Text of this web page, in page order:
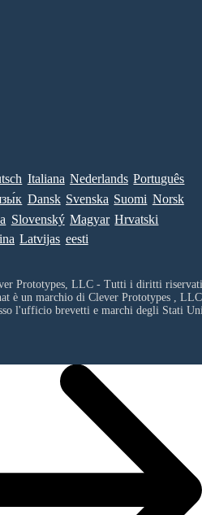
Italiana Nederlands Português
Dansk Svenska Suomi Norsk
Slovenský Magyar Hrvatski
Latvijas eesti
Prototypes, LLC - Tutti i diritti
è un marchio di Clever Prototypes , LLC
l'ufficio brevetti e marchi degli Stati